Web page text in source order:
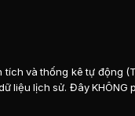
và thống kê tự động
lịch sử. Đây